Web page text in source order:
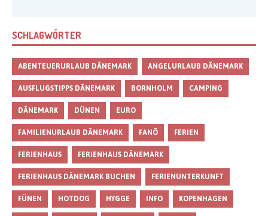
SCHLAGWÖRTER
ABENTEUERURLAUB DÄNEMARK ANGELURLAUB DÄNEMARK
AUSFLUGSTIPPS DÄNEMARK BORNHOLM CAMPING
DÄNEMARK DÜNEN EURO
FAMILIENURLAUB DÄNEMARK FANÖ FERIEN
FERIENHAUS FERIENHAUS DÄNEMARK
FERIENHAUS DÄNEMARK BUCHEN FERIENUNTERKUNFT
FÜNEN HOTDOG HYGGE INFO KOPENHAGEN